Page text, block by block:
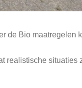
de Bio maatregelen
realistische situaties